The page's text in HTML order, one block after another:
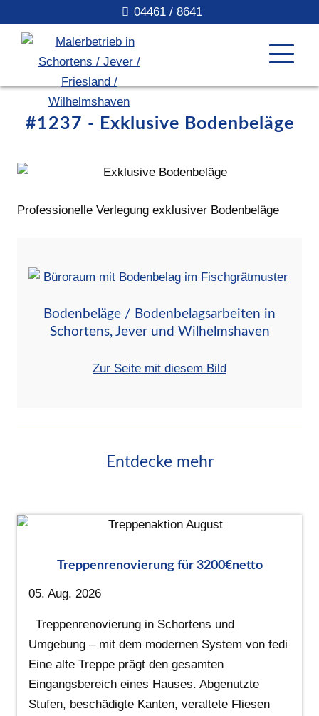
04461 / 8641
#1237 - Exklusive Bodenbeläge
Professionelle Verlegung exklusiver Bodenbeläge
Bodenbeläge / Bodenbelagsarbeiten in
Schortens, Jever und Wilhelmshaven
Zur Seite mit diesem Bild
Entdecke mehr
Treppenrenovierung für 3200€netto
05. Aug. 2026
Treppenrenovierung in Schortens und
Umgebung – mit dem modernen System von fedi
Eine alte Treppe prägt den gesamten
Eingangsbereich eines Hauses. Abgenutzte
Stufen, beschädigte Kanten, veraltete Fliesen